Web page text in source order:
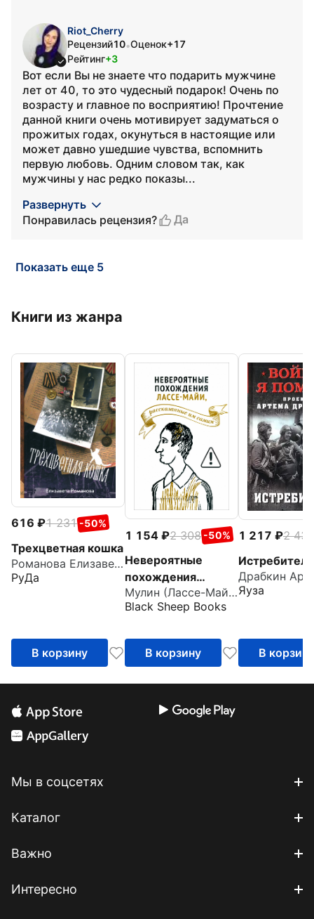
Riot_Cherry
Рецензий10•Оценок+17
Рейтинг+3
Вот если Вы не знаете что подарить мужчине
лет от 40, то это чудесный подарок! Очень по
возрасту и главное по восприятию! Прочтение
данной книги очень мотивирует задуматься о
прожитых годах, окунуться в настоящие или
может давно ушедшие чувства, вспомнить
первую любовь. Одним словом так, как
мужчины у нас редко показы...
Развернуть
Понравилась рецензия?
Да
Показать еще 5
Книги из жанра
616 1 231 -50%
Трехцветная кошка
Романова Елизавета Сергеевна
РуДа
В корзину
1 154 2 308 -50%
Невероятные
похождения
Лассе-Майи,
рассказанные им
Мулин (Лассе-Майя) Ларс
Black Sheep Books
В корзину
1 217
2 433
Истребители
Яуза
В корзину
Мы в соцсетях
Каталог
Важно
Интересно